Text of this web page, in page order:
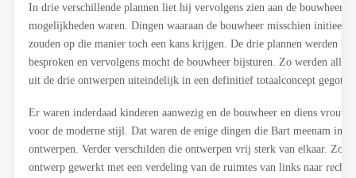
In drie verschillende plannen liet hij vervolgens zien aan de bouwheer
mogelijkheden waren. Dingen waaraan de bouwheer misschien initieel
zouden op die manier toch een kans krijgen. De drie plannen werden
besproken en vervolgens mocht de bouwheer bijsturen. Zo werden alle
uit de drie ontwerpen uiteindelijk in een definitief totaalconcept gegoten.
Er waren inderdaad kinderen aanwezig en de bouwheer en diens vrouw
voor de moderne stijl. Dat waren de enige dingen die Bart meenam in
ontwerpen. Verder verschilden die ontwerpen vrij sterk van elkaar. Zo
ontwerp gewerkt met een verdeling van de ruimtes van links naar rechts